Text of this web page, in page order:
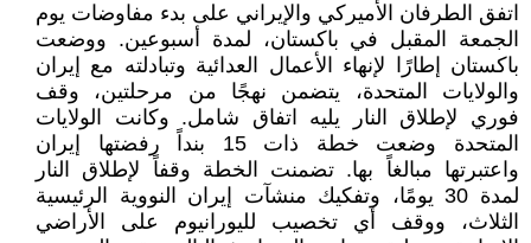
اتفق الطرفان الأميركي والإيراني على بدء مفاوضات يوم
الجمعة المقبل في باكستان، لمدة أسبوعين. ووضعت
باكستان إطارًا لإنهاء الأعمال العدائية وتبادلته مع إيران
والولايات المتحدة، يتضمن نهجًا من مرحلتين، وقف
فوري لإطلاق النار يليه اتفاق شامل. وكانت الولايات
المتحدة وضعت خطة ذات 15 بنداً رفضتها إيران
واعتبرتها مبالغاً بها. تضمنت الخطة وقفاً لإطلاق النار
لمدة 30 يومًا، وتفكيك منشآت إيران النووية الرئيسية
الثلاث، ووقف أي تخصيب لليورانيوم على الأراضي